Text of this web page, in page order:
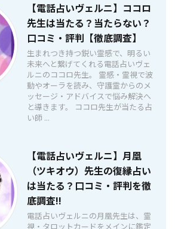
【電話占いヴェルニ】ココロ
先生は当たる？当たらない？
口コミ・評判【徹底調査】
生まれつき持つ鋭い霊感で、明るい
未来へと繋げてくれる電話占いヴェ
ルニのココロ先生。 霊感・霊視で波
動やオーラを読み、守護霊からのメ
ッセージ・アドバイスで悩み解決へ
と導きます。 ココロ先生が当たる占
い師 ...
【電話占いヴェルニ】月凰
（ツキオウ）先生の復縁占い
は当たる？口コミ・評判を徹
底調査!!
電話占いヴェルニの月凰先生は、霊
視・タロットカードをメインに鑑定